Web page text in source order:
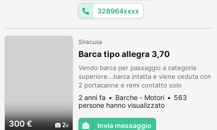
trattabile perché è pronta per tutto e non
necess...328964xxxx
300 € 2
Siracusa
Barca tipo allegra 3,70
Vendo barca per passaggio a categoria
superiore...barca intatta e viene ceduta con
2 portacanne e remi contatto solo
telefonico al 3457054798 DANIELE NN
RISPONDO A MAIL
2 anni fa Barche - Motori
563
persone hanno visualizzato
Invia messaggio